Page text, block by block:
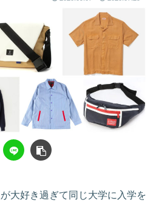
大好き過ぎて同じ大学に入学を